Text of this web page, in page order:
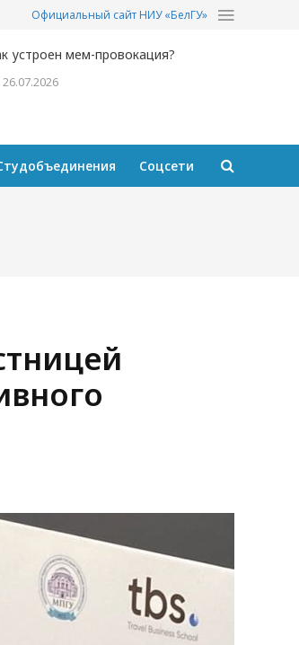
Официальный сайт НИУ «БелГУ»
устроен мем-провокация?
26.07.2026
Соцсети